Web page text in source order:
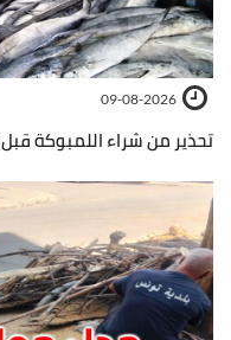
09-08-2026
تحذير من شراء اللمبوكة قبل 15 أوت 2026